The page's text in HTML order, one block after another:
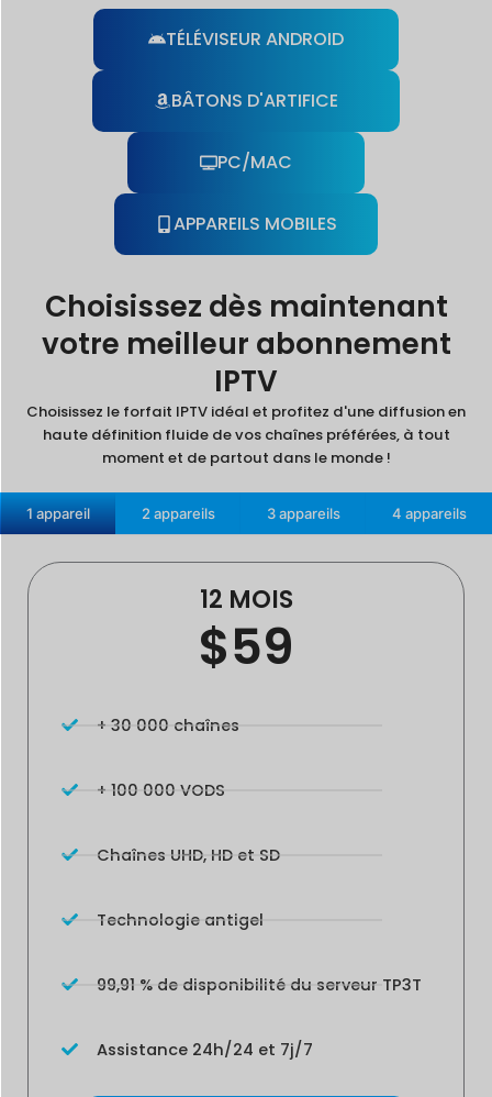
TÉLÉVISEUR ANDROID
BÂTONS D'ARTIFICE
PC/MAC
APPAREILS MOBILES
Choisissez dès maintenant
votre meilleur abonnement
IPTV
Choisissez le forfait IPTV idéal et profitez d'une diffusion en
haute définition fluide de vos chaînes préférées, à tout
moment et de partout dans le monde !
1 appareil 2 appareils 3 appareils 4 appareils
12 MOIS
$59
+ 30 000 chaînes
+ 100 000 VODS
Chaînes UHD, HD et SD
Technologie antigel
99,91 % de disponibilité du serveur TP3T
Assistance 24h/24 et 7j/7